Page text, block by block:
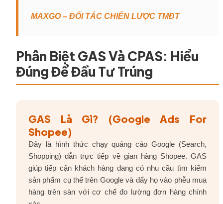
MAXGO – ĐỐI TÁC CHIẾN LƯỢC TMĐT
Phân Biệt GAS Và CPAS: Hiểu
Đúng Để Đầu Tư Trúng
GAS Là Gì? (Google Ads For
Shopee)
Đây là hình thức chạy quảng cáo Google (Search,
Shopping) dẫn trực tiếp về gian hàng Shopee. GAS
giúp tiếp cận khách hàng đang có nhu cầu tìm kiếm
sản phẩm cụ thể trên Google và đẩy họ vào phễu mua
hàng trên sàn với cơ chế đo lường đơn hàng chính